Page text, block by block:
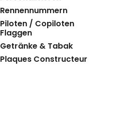
Rennennummern
Piloten / Copiloten
Flaggen
Getränke & Tabak
Plaques Constructeur